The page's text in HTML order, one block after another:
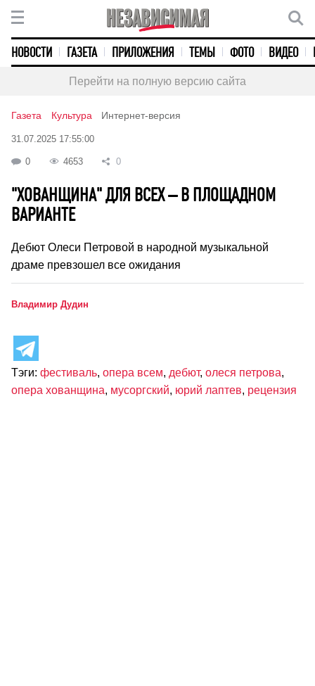
НОВОСТИ ГАЗЕТА ПРИЛОЖЕНИЯ ТЕМЫ ФОТО ВИДЕО
Перейти на полную версию сайта
Газета Культура Интернет-версия
31.07.2025 17:55:00
0 4653 0
"ХОВАНЩИНА" ДЛЯ ВСЕХ – В ПЛОЩАДНОМ
ВАРИАНТЕ
Дебют Олеси Петровой в народной музыкальной
драме превзошел все ожидания
Владимир Дудин
Тэги: фестиваль, опера всем, дебют, олеся петрова,
опера хованщина, мусоргский, юрий лаптев, рецензия